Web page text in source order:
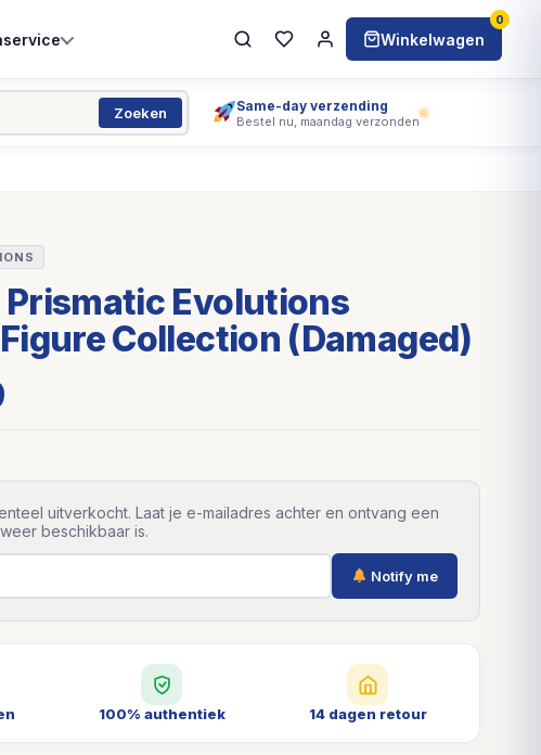
Winkelwagen
0
Zoeken Same-day verzending
Bestel nu, maandag verzonden
Prismatic Evolutions
Collection (Damaged)
uitverkocht. Laat je e-mailadres achter en ontvang een
beschikbaar is.
Notify me
100% authentiek 14 dagen retour